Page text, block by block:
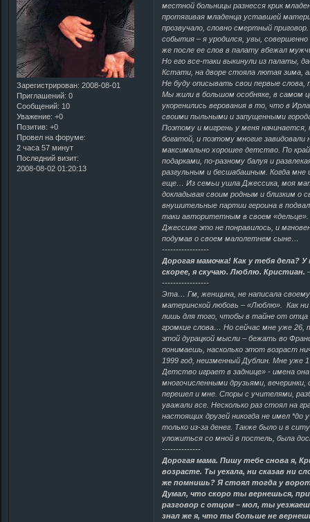
Зарегистрирован: 2008-08-01
Приглашений: 0
Сообщений: 10
Уважение: +0
Позитив: +0
Провел на форуме:
2 часа 57 минут
Последний визит:
2008-08-02 01:20:13
местной больницы разнесся крик
протягивая младенца уставшей
прозвучало, словно смертный
события – я уродился, увы,
же после ее слов в палату вбежал
Но его все-таки выкинули из палаты,
Кстати, на дворе стояла лютая зима,
Не буду описывать свои первые слова,
Мы жили в большом особняке, в самом
укоренились верования в то, что в
своими пыльными и запущенными
Поэтому и мигрень у меня начинается,
богатой, и поэтому многие
максимально хорошее детство. По
подарками, по-разному балуя и
разгульным и бесшабашным. Когда
еще… Из семьи ушла Джессика, моя
докладывая своим родным и близким о
внушительные партии героина в
таки авторитетным в своем «дельце».
Джессике это не понравилось, и
подумав о своем малолетнем сыне…
-----------------
Дорогая мамочка! Как у тебя дела?
скорее, я скучаю. Люблю. Кристиан.
-----------------
Эта… Гм, женщина, не написала своему
материнской любовь – «Люблю». Как ни
лишь для того, чтобы в тайне от отца
громкие слова… Но сейчас мне уже 26,
этой дурацкой мысли – бежать во
понимаешь, насколько этот возраст
1999 год, неизменный Дублин. Мне уже
Детство играет в заднице» - имена
многочисленными друзьями,
перешел и мне. Споры с учителями,
уважали все. Несколько раз стоял на
настоящих друзей никогда не имел *до
только из-за денег. Также было и в
уложиться со мной в постель, была
--------------
Дорогая мама. Пишу тебе снова я,
возрасте. Ты уехала, ни сказав ни
же помнишь? Я стоял тогда у
Думал, что скоро ты вернешься,
разговор с отцом – мол, ты
знал же я, что ты больше не